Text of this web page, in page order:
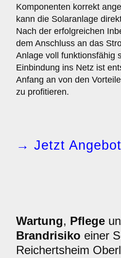
Komponenten korrekt
kann die Solaranlage
Nach der erfolgreichen
dem Anschluss an das
Anlage voll funktionsfähig
Einbindung ins Netz ist
Anfang an von den
zu profitieren.
→ Jetzt
Wartung, Pflege
Brandrisiko einer
Reichertsheim